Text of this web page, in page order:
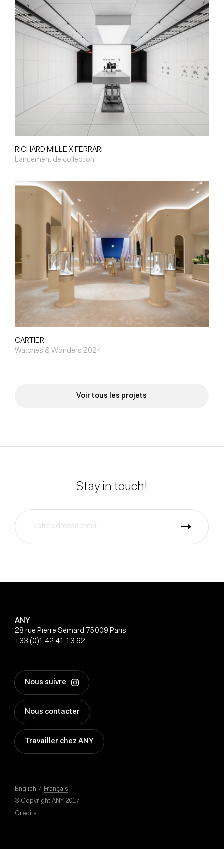
RICHARD MILLE X FERRARI
Lancement de collection
CARTIER
Watches & Wonders 2024
Voir tous les projets
Stay in touch!
ANY
28 rue Pierre Semard 75009 Paris
+33 (0)1 42 41 13 62
Nous suivre
Nous contacter
Travailler chez ANY
English
Français
© Copyright ANY 2017
Crédits